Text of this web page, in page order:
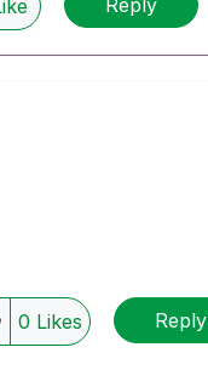
0 Likes Reply